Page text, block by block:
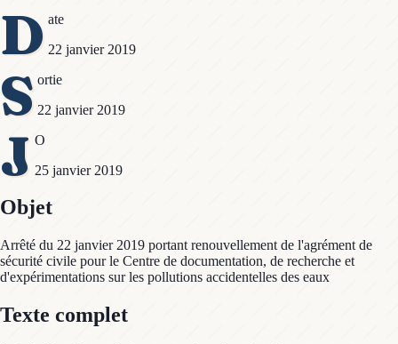
D ate
22 janvier 2019
S ortie
22 janvier 2019
J O
25 janvier 2019
Objet
Arrêté du 22 janvier 2019 portant renouvellement de l'agrément de
sécurité civile pour le Centre de documentation, de recherche et
d'expérimentations sur les pollutions accidentelles des eaux
Texte complet